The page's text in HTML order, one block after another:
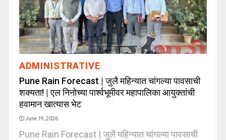
ADMINISTRATIVE
Pune Rain Forecast | जुलै महिन्यात चांगल्या पावसाची
शक्यता! | एल निनोच्या पार्श्वभूमीवर महापालिका आयुक्तांची
हवामान खात्यास भेट
June 19, 2026
Pune Rain Forecast | जुलै महिन्यात चांगल्या पावसाची